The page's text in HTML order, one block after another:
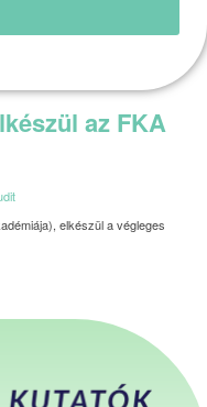
az FKA
elkészül a végleges